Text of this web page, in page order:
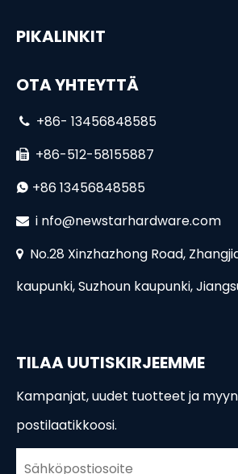
PIKALINKIT
OTA YHTEYTTÄ
 +86- 13456848585
 +86-512-58155887
 +86 13456848585
 i nfo@newstarhardware.com
 No.28 Xinzhazhong Road,
kaupunki, Suzhoun kaupunki,
TILAA UUTISKIRJEEMME
Kampanjat, uudet tuotteet ja
postilaatikkoosi.